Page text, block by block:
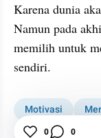
Karena dunia
Namun pada
memilih untuk
sendiri.
Motivasi
Tiktok
0 0